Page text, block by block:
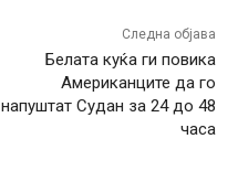
Следна објава
Белата куќа ги повика
Американците да го
напуштат Судан за 24 до 48
часа